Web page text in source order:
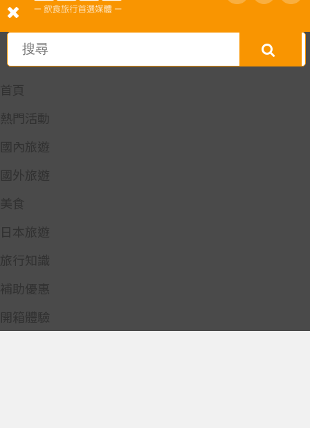
首頁
熱門活動
國內旅遊
國外旅遊
美食
日本旅遊
旅行知識
補助優惠
開箱體驗